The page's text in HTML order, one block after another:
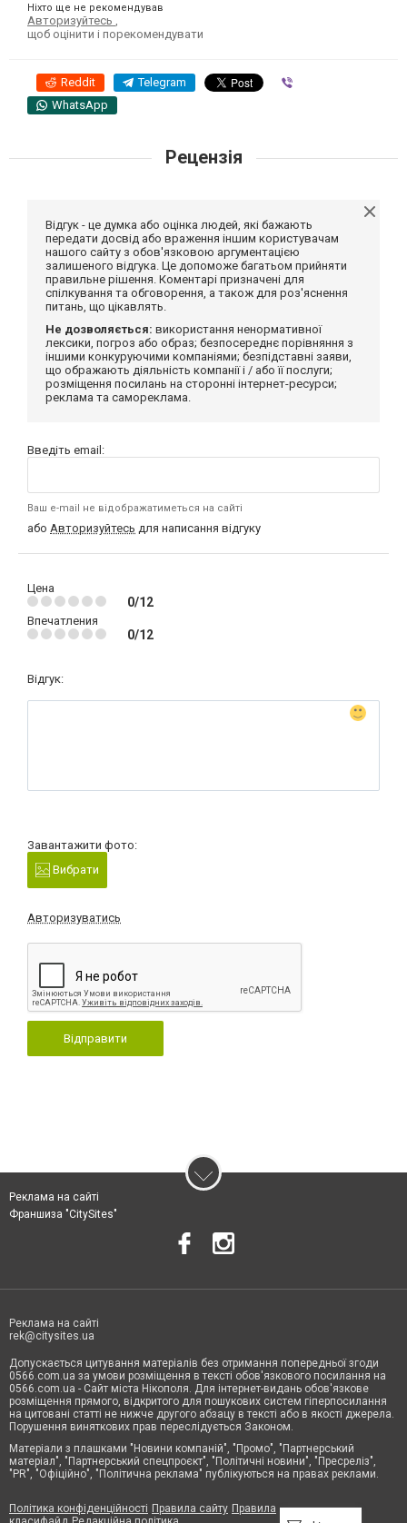
Ніхто ще не рекомендував
Авторизуйтесь
щоб оцінити і порекомендувати
Reddit Telegram
WhatsApp
Рецензія
Відгук - це думка або оцінка людей, які бажають
передати досвід або враження іншим користувачам
нашого сайту з обов'язковою аргументацією
залишеного відгука. Це допоможе багатьом прийняти
правильне рішення. Коментарі призначені для
спілкування та обговорення, а також для роз'яснення
питань, що цікавлять.
Не дозволяється: використання ненормативної
лексики, погроз або образ; безпосереднє порівняння з
іншими конкуруючими компаніями; безпідставні заяви,
що ображають діяльність компанії і / або її послуги;
розміщення посилань на сторонні інтернет-ресурси;
реклама та самореклама.
Введіть email:
Ваш e-mail не відображатиметься на сайті
або Авторизуйтесь для написання відгуку
Цена
0/12
Впечатления
0/12
Відгук:
Завантажити фото:
Вибрати
Авторизуватись
Відправити
Реклама на сайті
Франшиза "CitySites"
Реклама на сайті
rek@citysites.ua
Допускається цитування матеріалів без отримання попередньої згоди
0566.com.ua за умови розміщення в тексті обов'язкового посилання на
0566.com.ua - Сайт міста Нікополя. Для інтернет-видань обов'язкове
розміщення прямого, відкритого для пошукових систем гіперпосилання
на цитовані статті не нижче другого абзацу в тексті або в якості джерела.
Порушення виняткових прав переслідується Законом.
Матеріали з плашками "Новини компаній", "Промо", "Партнерський
матеріал", "Партнерський спецпроєкт", "Політичні новини", "Пресреліз",
"PR", "Офіційно", "Політична реклама" публікуються на правах реклами.
Політика конфіденційності Правила сайту Правила